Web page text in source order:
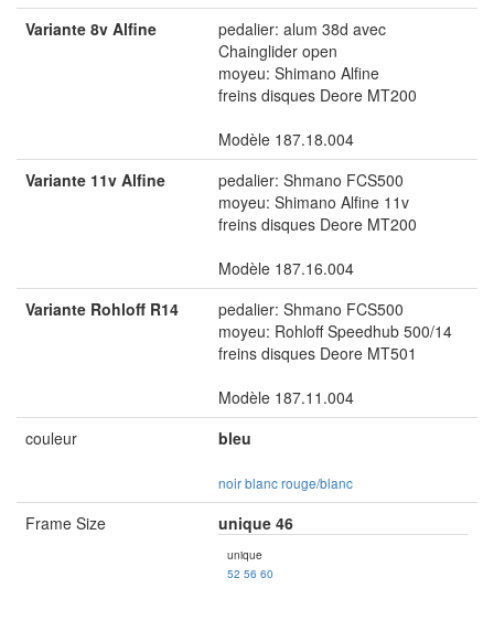
Variante 8v Alfine
pedalier: alum 38d avec
Chainglider open
moyeu: Shimano Alfine
freins disques Deore MT200
Modèle 187.18.004
Variante 11v Alfine
pedalier: Shmano FCS500
moyeu: Shimano Alfine 11v
freins disques Deore MT200
Modèle 187.16.004
Variante Rohloff R14
pedalier: Shmano FCS500
moyeu: Rohloff Speedhub 500/14
freins disques Deore MT501
Modèle 187.11.004
couleur
bleu
noirblancrouge/blanc
Frame Size unique 46
unique
52 56 60